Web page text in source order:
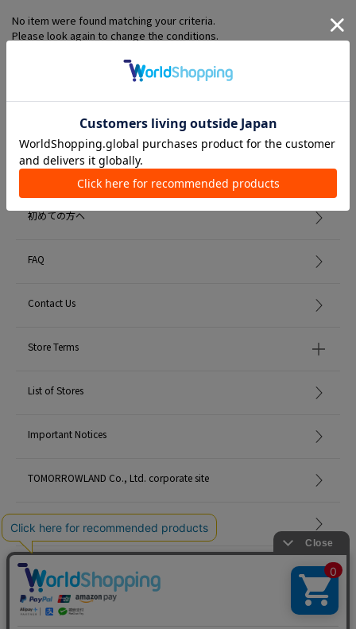
No item were found matching your criteria.
Please look again to change the conditions.
Member Services
初めての方へ
FAQ
Contact Us
Store Terms
List of Stores
Important Notices
TOMORROWLAND Co., Ltd. corporate site
Careers
Site Map